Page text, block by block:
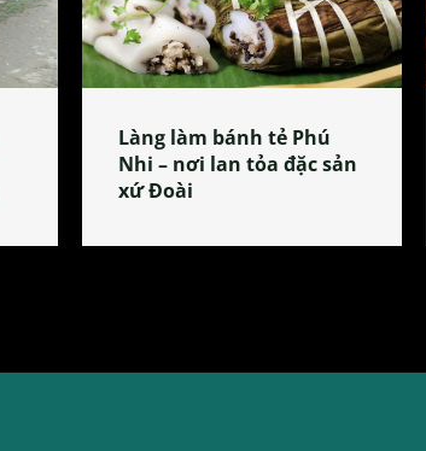
Làng làm bánh tẻ Phú
Nhi – nơi lan tỏa đặc sản
xứ Đoài